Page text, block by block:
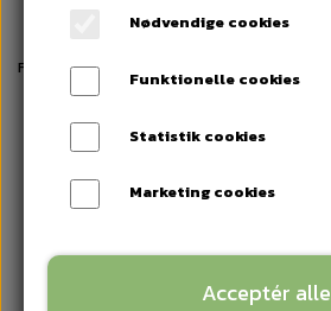
Forside RENGØRINGSMIDLER
Nødvendige cookies
Funktionelle cookies
Statistik cookies
Marketing cookies
Acceptér alle